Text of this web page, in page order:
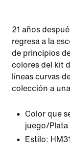
21 años
regresa a la
de principios
colores del kit
líneas curvas
colección a
Color que
juego/Plata
Estilo: